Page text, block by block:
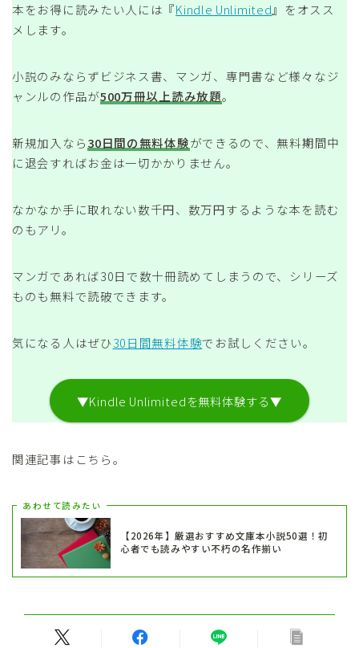
本をお得に読みたい人には『Kindle Unlimited』をオスス
メします。
小説のみならずビジネス書、マンガ、専門書など様々なジ
ャンルの作品が500万冊以上読み放題。
新規加入なら30日間の無料体験ができるので、無料期間中
に退会すればお金は一切かかりません。
なかなか手に取れない数千円、数万円するような本を読む
のもアリ。
マンガであれば30日で数十冊読めてしまうので、シリーズ
ものも無料で読破できます。
気になる人はぜひ30日間無料体験でお試しください。
▼Kindle Unlimitedを無料体験する▼
関連記事はこちら。
あわせて読みたい
【2026年】厳選おすすめ文庫本小説50選！初
心者でも読みやすい不朽の名作揃い